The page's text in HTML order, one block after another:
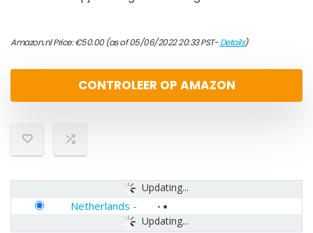
Amazon.nl Price:€50.00(as of 05/06/2022 20:33 PST-Details)
CONTROLEER OP AMAZON
Updating...
Updating...
Netherlands -